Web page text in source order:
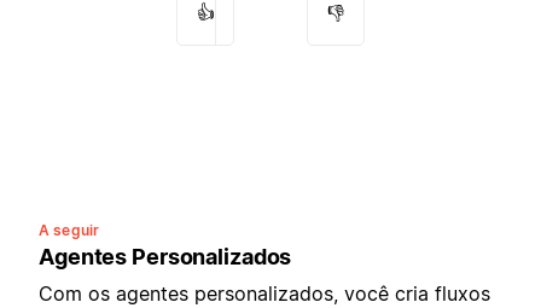
👍 👎
A seguir
Agentes Personalizados
Com os agentes personalizados, você cria fluxos